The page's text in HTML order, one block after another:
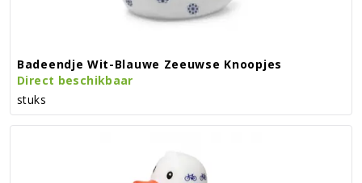
Badeendje Wit-Blauwe Zeeuwse Knoopjes
Direct beschikbaar
stuks